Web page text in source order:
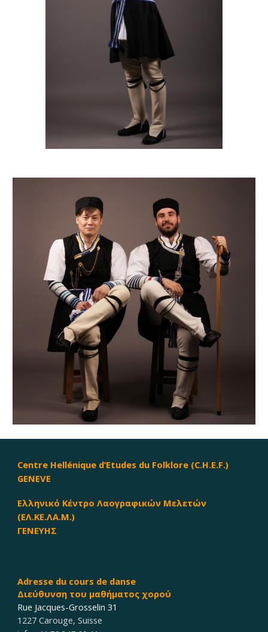
Centre Hellénique d’Etudes du Folklore (C.H.E.F.)
GENEVE
Ελληνικό Κέντρο Λαογραφικών Μελετών
(ΕΛ.ΚΕ.ΛΑ.Μ.)
ΓΕΝΕΥΗΣ
Adresse du cours de danse
Διεύθυνση του μαθήματος χορού
Rue Jacques-Grosselin 31
1227 Carouge, Suisse